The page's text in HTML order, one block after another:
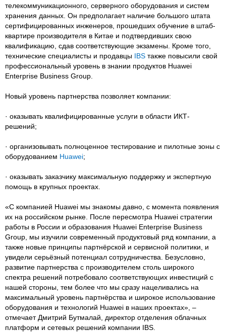
телекоммуникационного, серверного оборудования и систем
хранения данных. Он предполагает наличие большого штата
сертифицированных инженеров, прошедших обучение в штаб-
квартире производителя в Китае и подтвердивших свою
квалификацию, сдав соответствующие экзамены. Кроме того,
технические специалисты и продавцы IBS также повысили свой
профессиональный уровень в знании продуктов Huawei
Enterprise Business Group.
Новый уровень партнерства позволяет компании:
· оказывать квалифицированные услуги в области ИКТ-
решений;
· организовывать полноценное тестирование и пилотные зоны с
оборудованием Huawei;
· оказывать заказчику максимальную поддержку и экспертную
помощь в крупных проектах.
«С компанией Huawei мы знакомы давно, с момента появления
их на российском рынке. После пересмотра Huawei стратегии
работы в России и образования Huawei Enterprise Business
Group, мы изучили современный продуктовый ряд компании, а
также новые принципы партнёрской и сервисной политики, и
увидели серьёзный потенциал сотрудничества. Безусловно,
развитие партнерства с производителем столь широкого
спектра решений потребовало соответствующих инвестиций с
нашей стороны, тем более что мы сразу нацеливались на
максимальный уровень партнёрства и широкое использование
оборудования и технологий Huawei в наших проектах», –
отмечает Дмитрий Бутмалай, директор отделения облачных
платформ и сетевых решений компании IBS.